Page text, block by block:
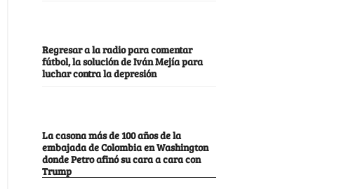
Regresar a la radio para comentar
fútbol, la solución de Iván Mejía para
luchar contra la depresión
La casona más de 100 años de la
embajada de Colombia en Washington
donde Petro afinó su cara a cara con
Trump